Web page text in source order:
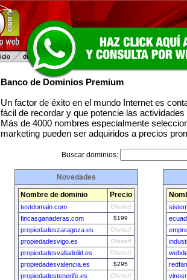
Banco de Dominios Premium
Un factor de éxito en el mundo Internet es
fácil de recordar y que potencie las
Más de 4000 nombres especialmente
marketing pueden ser adquiridos a precios
Buscar dominios:
Novedades
Nombre de dominio Precio
testdomain.com Ofertar!
fincasganaderas.com $199
propiedadeszaragoza.es Ofertar!
propiedadesvigo.es Ofertar!
propiedadesvalladolid.es Ofertar!
propiedadesvalencia.es $295
propiedadestenerife.es Ofertar!